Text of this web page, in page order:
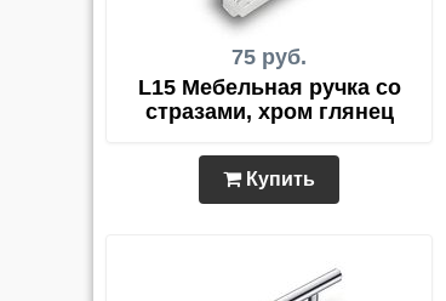
75 руб.
L15 Мебельная ручка со
стразами, хром глянец
Купить